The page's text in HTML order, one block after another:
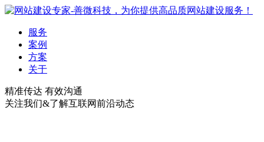
服务
案例
方案
关于
精准传达 有效沟通
关注我们&了解互联网前沿动态